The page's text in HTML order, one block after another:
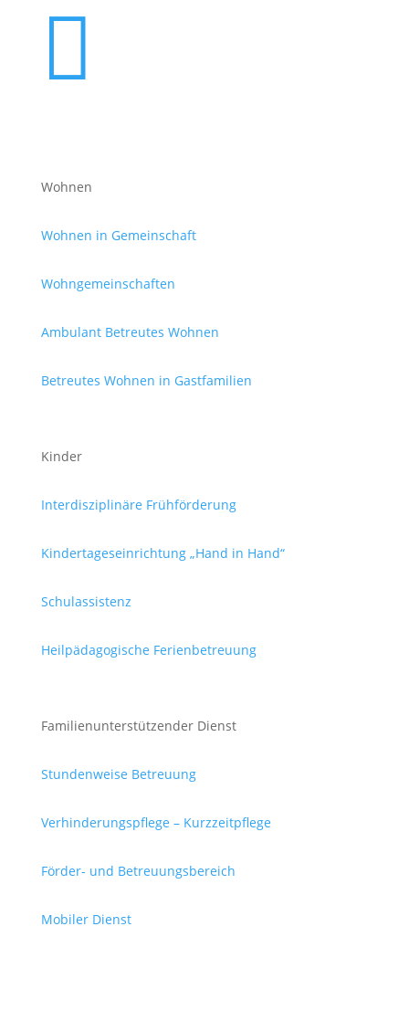

Wohnen
Wohnen in Gemeinschaft
Wohngemeinschaften
Ambulant Betreutes Wohnen
Betreutes Wohnen in Gastfamilien
Kinder
Interdisziplinäre Frühförderung
Kindertageseinrichtung „Hand in Hand“
Schulassistenz
Heilpädagogische Ferienbetreuung
Familienunterstützender Dienst
Stundenweise Betreuung
Verhinderungspflege – Kurzzeitpflege
Förder- und Betreuungsbereich
Mobiler Dienst